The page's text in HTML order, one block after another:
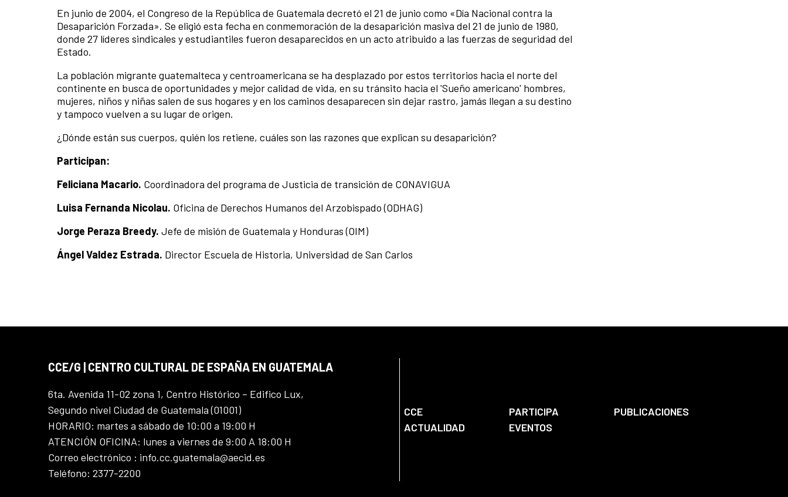
En junio de 2004, el Congreso de la República de Guatemala decretó el 21 de junio como «Día Nacional contra la
Desaparición Forzada». Se eligió esta fecha en conmemoración de la desaparición masiva del 21 de junio de 1980,
donde 27 líderes sindicales y estudiantiles fueron desaparecidos en un acto atribuido a las fuerzas de seguridad del
Estado.
La población migrante guatemalteca y centroamericana se ha desplazado por estos territorios hacia el norte del
continente en busca de oportunidades y mejor calidad de vida, en su tránsito hacia el 'Sueño americano' hombres,
mujeres, niños y niñas salen de sus hogares y en los caminos desaparecen sin dejar rastro, jamás llegan a su destino
y tampoco vuelven a su lugar de origen.
¿Dónde están sus cuerpos, quién los retiene, cuáles son las razones que explican su desaparición?
Participan:
Feliciana Macario. Coordinadora del programa de Justicia de transición de CONAVIGUA
Luisa Fernanda Nicolau. Oficina de Derechos Humanos del Arzobispado (ODHAG)
Jorge Peraza Breedy. Jefe de misión de Guatemala y Honduras (OIM)
Ángel Valdez Estrada. Director Escuela de Historia, Universidad de San Carlos
CCE/G | CENTRO CULTURAL DE ESPAÑA EN GUATEMALA
6ta. Avenida 11-02 zona 1, Centro Histórico – Edifico Lux,
Segundo nivel Ciudad de Guatemala (01001)
HORARIO: martes a sábado de 10:00 a 19:00 H
ATENCIÓN OFICINA: lunes a viernes de 9:00 A 18:00 H
Correo electrónico : info.cc.guatemala@aecid.es
Teléfono: 2377-2200
CCE PARTICIPA
PUBLICACIONES
ACTUALIDAD
EVENTOS